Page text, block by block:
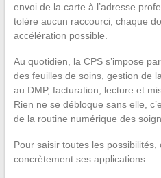
envoi de la carte à l’adresse
tolère aucun raccourci, chaque
accélération possible.
Au quotidien, la CPS s’impose
des feuilles de soins, gestion de
au DMP, facturation, lecture et
Rien ne se débloque sans elle,
de la routine numérique des
Pour saisir toutes les possibilités,
concrètement ses applications :